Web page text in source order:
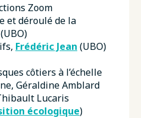
Zoom
et déroulé de la
Frédéric Jean (UBO)
côtiers à l’échelle
Géraldine Amblard
Lucaris
écologique)